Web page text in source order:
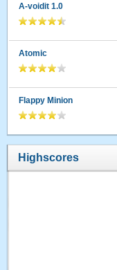
A-voidit 1.0
Atomic
Flappy Minion
Highscores